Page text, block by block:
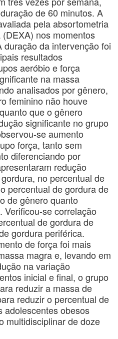
de 60 minutos. A
pela absortometria
nos momentos
duração da intervenção foi
resultados
aeróbio e força
na massa
analisados por gênero,
feminino não houve
que o gênero
significante no grupo
se aumento
força, tanto sem
diferenciando por
redução
no percentual de
percentual de gordura de
de gênero quanto
Verificou-se correlação
de gordura de
gordura periférica.
de força foi mais
magra e, levando em
na variação
inicial e final, o grupo
reduzir a massa de
reduzir o percentual de
adolescentes obesos
multidisciplinar de doze